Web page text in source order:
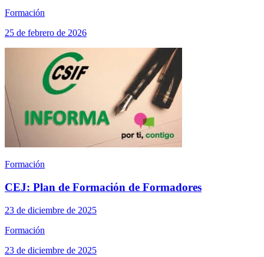
Formación
25 de febrero de 2026
Formación
CEJ: Plan de Formación de Formadores
23 de diciembre de 2025
Formación
23 de diciembre de 2025